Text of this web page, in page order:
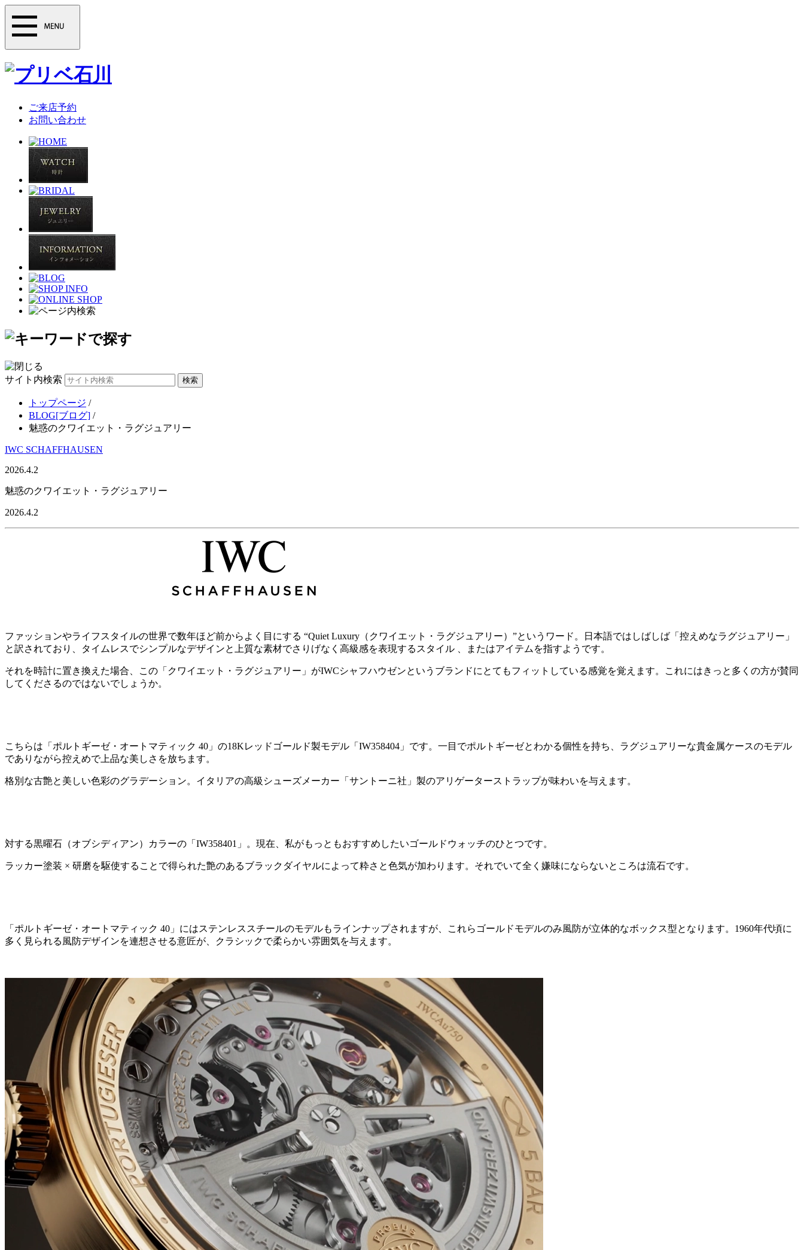
ご来店予約
お問い合わせ
サイト内検索
トップページ /
BLOG[ブログ] /
魅惑のクワイエット・ラグジュアリー
IWC SCHAFFHAUSEN
2026.4.2
魅惑のクワイエット・ラグジュアリー
2026.4.2
ファッションやライフスタイルの世界で数年ほど前からよく目にする “Quiet Luxury（クワイエット・ラグジュアリー）”というワード。日本語ではしばしば「控えめなラグジュアリー」
と訳されており、タイムレスでシンプルなデザインと上質な素材でさりげなく高級感を表現するスタイル 、またはアイテムを指すようです。
それを時計に置き換えた場合、この「クワイエット・ラグジュアリー」がIWCシャフハウゼンというブランドにとてもフィットしている感覚を覚えます。これにはきっと多くの方が賛同
してくださるのではないでしょうか。
こちらは「ポルトギーゼ・オートマティック 40」の18Kレッドゴールド製モデル「IW358404」です。一目でポルトギーゼとわかる個性を持ち、ラグジュアリーな貴金属ケースのモデル
でありながら控えめで上品な美しさを放ちます。
格別な古艶と美しい色彩のグラデーション。イタリアの高級シューズメーカー「サントーニ社」製のアリゲーターストラップが味わいを与えます。
対する黒曜石（オブシディアン）カラーの「IW358401」。現在、私がもっともおすすめしたいゴールドウォッチのひとつです。
ラッカー塗装 × 研磨を駆使することで得られた艶のあるブラックダイヤルによって粋さと色気が加わります。それでいて全く嫌味にならないところは流石です。
「ポルトギーゼ・オートマティック 40」にはステンレススチールのモデルもラインナップされますが、これらゴールドモデルのみ風防が立体的なボックス型となります。1960年代頃に
多く見られる風防デザインを連想させる意匠が、クラシックで柔らかい雰囲気を与えます。